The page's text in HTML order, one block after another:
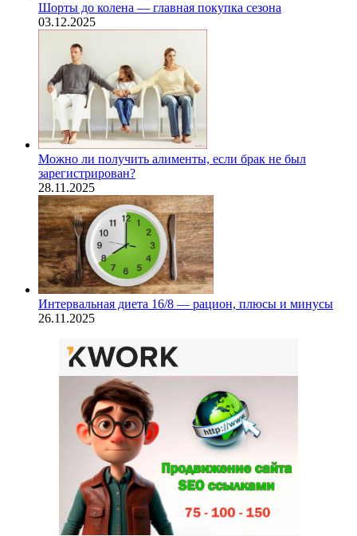
Шорты до колена — главная покупка сезона
03.12.2025
Можно ли получить алименты, если брак не был
зарегистрирован?
28.11.2025
Интервальная диета 16/8 — рацион, плюсы и минусы
26.11.2025